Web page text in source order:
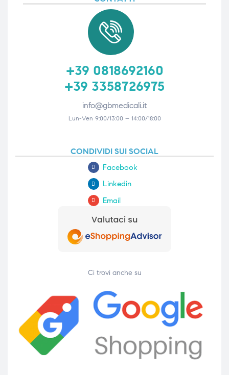
+39 0818692160
+39 3358726975
info@gbmedicali.it
Lun-Ven 9:00/13:00 – 14:00/18:00
CONDIVIDI SUI SOCIAL
Facebook
Linkedin
Email
Ci trovi anche su